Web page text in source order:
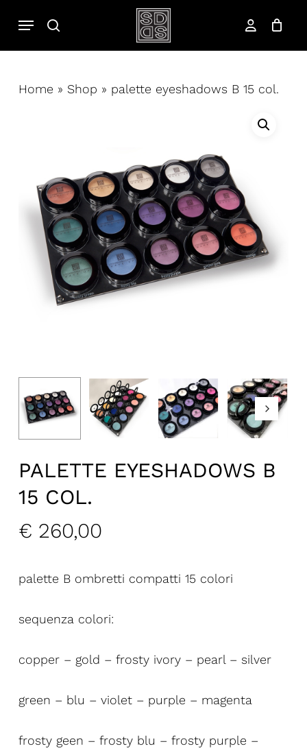
contenuto
cerca account
Menu
Home » Shop » palette eyeshadows B 15 col.
PALETTE EYESHADOWS B
15 COL.
€ 260,00
palette B ombretti compatti 15 colori
sequenza colori:
copper – gold – frosty ivory – pearl – silver
green – blu – violet – purple – magenta
frosty geen – frosty blu – frosty purple –